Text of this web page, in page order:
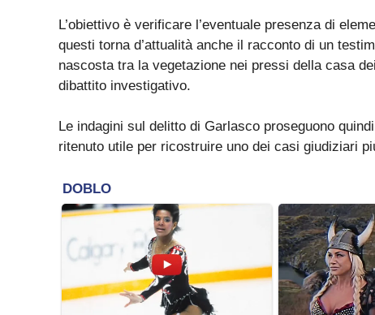
L’obiettivo è verificare l’eventuale presenza di
questi torna d’attualità anche il racconto di un
nascosta tra la vegetazione nei pressi della casa
dibattito investigativo.
Le indagini sul delitto di Garlasco proseguono
ritenuto utile per ricostruire uno dei casi giudiziari